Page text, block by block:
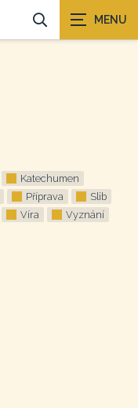
Katechumen
Příprava
Slib
Víra
Vyznání